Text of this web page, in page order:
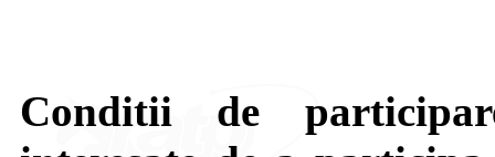
Conditii de